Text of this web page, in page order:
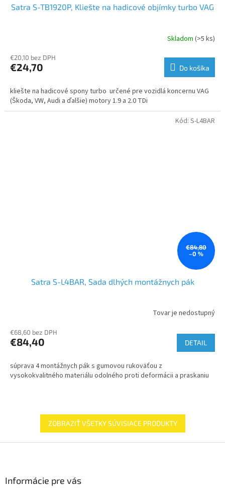
Satra S-TB1920P, Kliešte na hadicové objímky turbo VAG
Skladom (>5 ks)
€20,10 bez DPH
€24,70 Do košíka
kliešte na hadicové spony turbo určené pre vozidlá koncernu VAG
(Škoda, VW, Audi a ďalšie) motory 1.9 a 2.0 TDi
€84,80
–0 %
Satra S-L4BAR, Sada dlhých montážnych pák
Tovar je nedostupný
€68,60 bez DPH
€84,40 DETAIL
súprava 4 montážnych pák s gumovou rukoväťou z
vysokokvalitného materiálu odolného proti deformácii a praskaniu
Kód: S-L4BAR
ZOBRAZIŤ VŠETKY SÚVISIACE PRODUKTY
Informácie pre vás